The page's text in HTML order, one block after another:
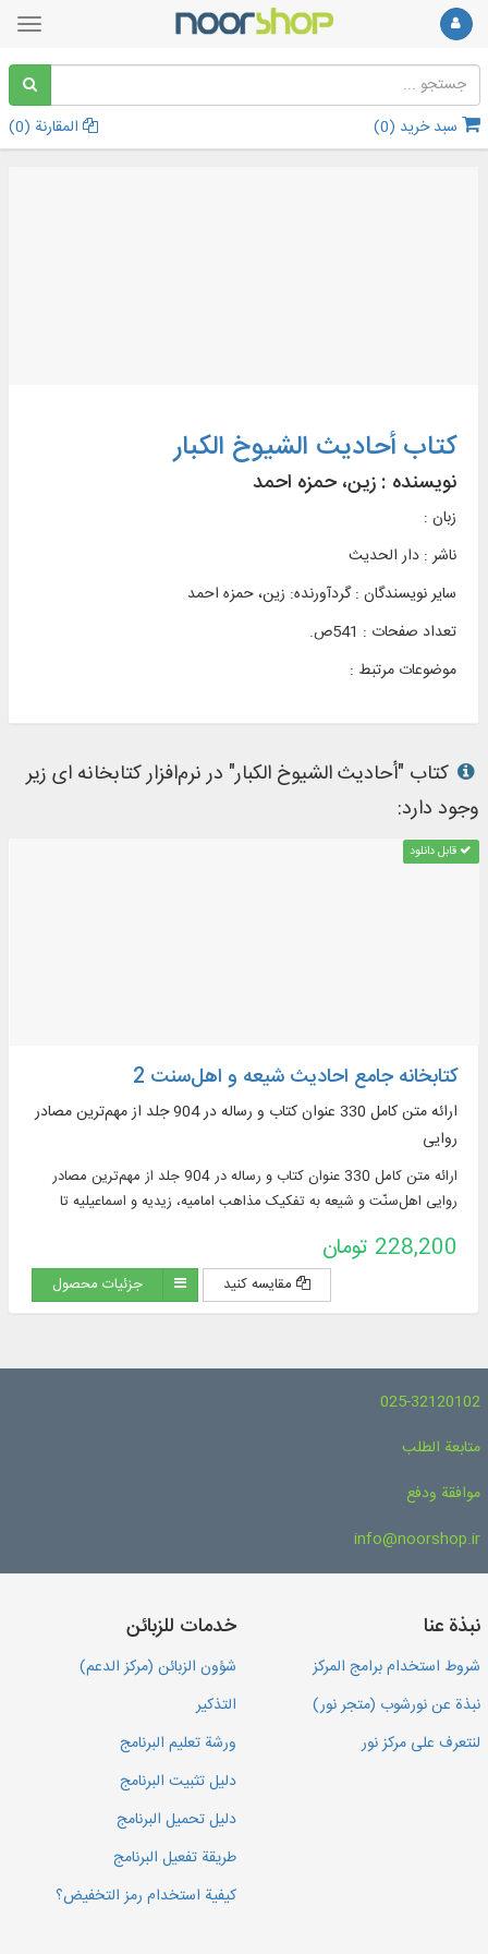
سبد خرید (0
) المقارنة (0
)
کتاب أحاديث الشيوخ الكبار
نویسنده : زین‌، حمزه‌ احمد
زبان :
ناشر : دار الحدیث
سایر نویسندگان : گردآورنده: زین‌، حمزه‌ احمد
تعداد صفحات : 541ص.
موضوعات مرتبط :
کتاب "أحاديث الشيوخ الكبار" در نرم‌افزار کتابخانه ای زیر
وجود دارد:
قابل دانلود
کتابخانه جامع احادیث شیعه و اهل‌‌سنت 2
ارائه متن کامل 330 عنوان کتاب و رساله در 904 جلد از مهم‌ترین مصادر
روایی
ارائه متن کامل 330 عنوان کتاب و رساله در 904 جلد از مهم‌ترین مصادر
روایی اهل‌سنّت و شیعه به تفکیک مذاهب امامیه، زیدیه و اسماعیلیه تا
228,200 تومان
مقایسه کنید جزئیات محصول
025-32120102
متابعة الطلب
موافقة ودفع
info@noorshop.ir
نبذة عنا
شروط استخدام برامج المركز
نبذة عن نورشوب (متجر نور)
لنتعرف على مركز نور
خدمات للزبائن
شؤون الزبائن (مركز الدعم)
التذكير
ورشة تعليم البرنامج
دليل تثبيت البرنامج
دليل تحميل البرنامج
طريقة تفعيل البرنامج
كيفية استخدام رمز التخفيض؟